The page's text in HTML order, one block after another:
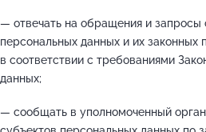
— отвечать на обращения и запросы
персональных данных и их законных
в соответствии с требованиями
данных;
— сообщать в уполномоченный